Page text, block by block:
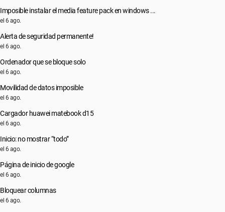
Imposible instalar el media feature pack en windows ...
el 6 ago.
Alerta de seguridad permanente!
el 6 ago.
Ordenador que se bloque solo
el 6 ago.
Movilidad de datos imposible
el 6 ago.
Cargador huawei matebook d15
el 6 ago.
Inicio: no mostrar “todo”
el 6 ago.
Página de inicio de google
el 6 ago.
Bloquear columnas
el 6 ago.